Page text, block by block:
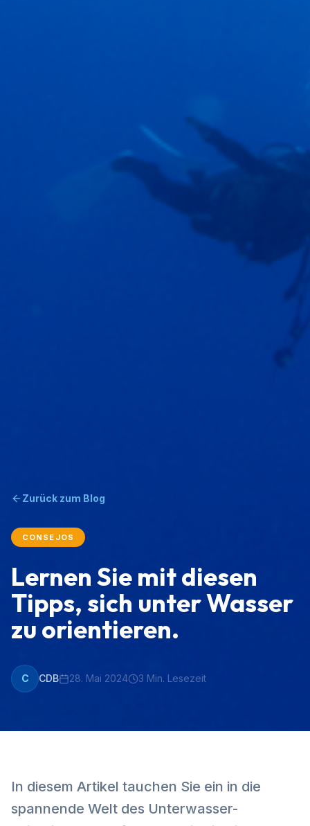
Zurück zum Blog
CONSEJOS
Lernen Sie mit diesen
Tipps, sich unter Wasser
zu orientieren.
C CDB 28. Mai 2024 3 Min. Lesezeit
In diesem Artikel tauchen Sie ein in die
spannende Welt des Unterwasser-